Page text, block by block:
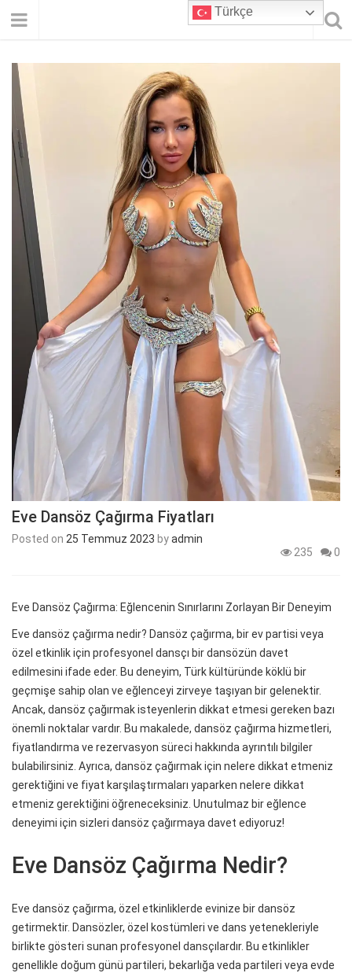
Eve Dansöz Çağırma Fiyatları
Posted on 25 Temmuz 2023 byadmin
235
0
Eve Dansöz Çağırma: Eğlencenin Sınırlarını Zorlayan Bir Deneyim
Eve dansöz çağırma nedir? Dansöz çağırma, bir ev partisi veya
özel etkinlik için profesyonel dansçı bir dansözün davet
edilmesini ifade eder. Bu deneyim, Türk kültüründe köklü bir
geçmişe sahip olan ve eğlenceyi zirveye taşıyan bir gelenektir.
Ancak, dansöz çağırmak isteyenlerin dikkat etmesi gereken bazı
önemli noktalar vardır. Bu makalede, dansöz çağırma hizmetleri,
fiyatlandırma ve rezervasyon süreci hakkında ayrıntılı bilgiler
bulabilirsiniz. Ayrıca, dansöz çağırmak için nelere dikkat etmeniz
gerektiğini ve fiyat karşılaştırmaları yaparken nelere dikkat
etmeniz gerektiğini öğreneceksiniz. Unutulmaz bir eğlence
deneyimi için sizleri dansöz çağırmaya davet ediyoruz!
Eve Dansöz Çağırma Nedir?
Eve dansöz çağırma, özel etkinliklerde evinize bir dansöz
getirmektir. Dansözler, özel kostümleri ve dans yetenekleriyle
birlikte gösteri sunan profesyonel dansçılardır. Bu etkinlikler
genellikle doğum günü partileri, bekarlığa veda partileri veya evde
Türkçe